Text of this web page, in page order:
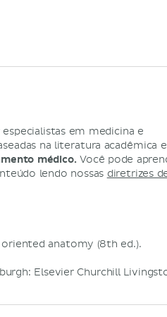
em medicina e
na literatura acadêmica e
médico. Você pode
lendo nossas diretrizes
oriented anatomy (8th ed.).
Elsevier Churchill